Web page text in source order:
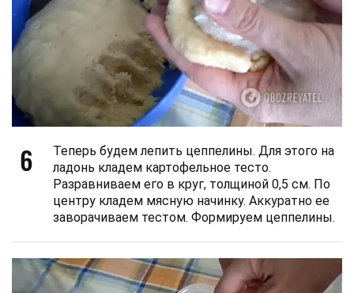
6
Теперь будем лепить цеппелины. Для этого на
ладонь кладем картофельное тесто.
Разравниваем его в круг, толщиной 0,5 см. По
центру кладем мясную начинку. Аккуратно ее
заворачиваем тестом. Формируем цеппелины.